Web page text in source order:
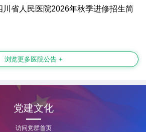
川省人民医院2026年秋季进修招生简
浏览更多医院公告 +
党建文化
访问党群首页